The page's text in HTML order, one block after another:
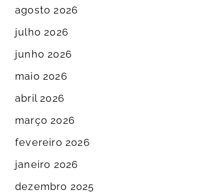
agosto 2026
julho 2026
junho 2026
maio 2026
abril 2026
março 2026
fevereiro 2026
janeiro 2026
dezembro 2025